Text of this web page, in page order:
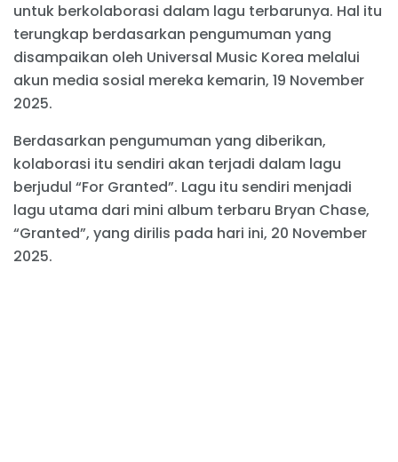
untuk berkolaborasi dalam lagu terbarunya. Hal itu
terungkap berdasarkan pengumuman yang
disampaikan oleh Universal Music Korea melalui
akun media sosial mereka kemarin, 19 November
2025.
Berdasarkan pengumuman yang diberikan,
kolaborasi itu sendiri akan terjadi dalam lagu
berjudul “For Granted”. Lagu itu sendiri menjadi
lagu utama dari mini album terbaru Bryan Chase,
“Granted”, yang dirilis pada hari ini, 20 November
2025.